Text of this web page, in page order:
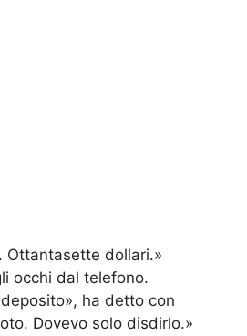
Ottantasette dollari.»
occhi dal telefono.
ha detto con
Dovevo solo disdirlo.»